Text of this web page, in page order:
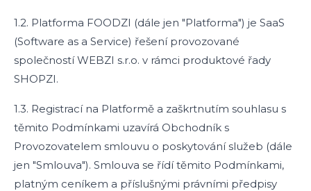
1.2. Platforma FOODZI (dále jen "Platforma") je SaaS
(Software as a Service) řešení provozované
společností WEBZI s.r.o. v rámci produktové řady
SHOPZI.
1.3. Registrací na Platformě a zaškrtnutím souhlasu s
těmito Podmínkami uzavírá Obchodník s
Provozovatelem smlouvu o poskytování služeb (dále
jen "Smlouva"). Smlouva se řídí těmito Podmínkami,
platným ceníkem a příslušnými právními předpisy